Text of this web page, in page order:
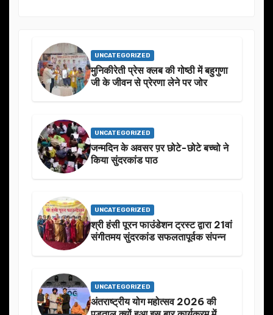
UNCATEGORIZED
मुनिकीरेती प्रेस क्लब की गोष्ठी में बहुगुणा
जी के जीवन से प्रेरणा लेने पर जोर
UNCATEGORIZED
जन्मदिन के अवसर प़र छोटे-छोटे बच्चो ने
किया सुंदरकांड पाठ
UNCATEGORIZED
श्री हंसी पूरन फाउंडेशन ट्रस्ट द्वारा 21वां
संगीतमय सुंदरकांड सफलतापूर्वक संपन्न
UNCATEGORIZED
अंतराष्ट्रीय योग महोत्सव 2026 की